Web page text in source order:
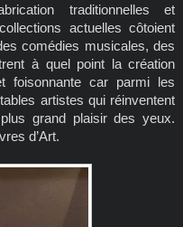
traditionnelles et
actuelles côtoient
comédies musicales, des
à quel point la création
foisonnante car parmi les
artistes qui réinventent
grand plaisir des yeux.
d’Art.